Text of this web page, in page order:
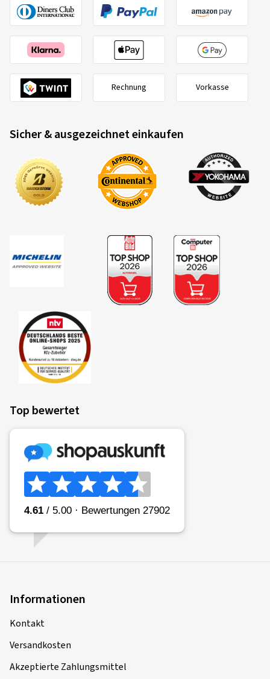
Rechnung Vorkasse
Sicher & ausgezeichnet einkaufen
Top bewertet
Informationen
Kontakt
Versandkosten
Akzeptierte Zahlungsmittel